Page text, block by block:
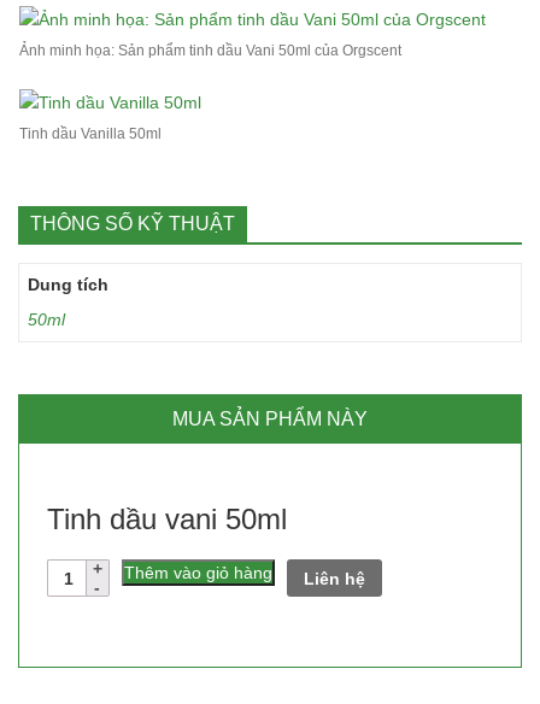
Ảnh minh họa: Sản phẩm tinh dầu Vani 50ml của Orgscent
Tinh dầu Vanilla 50ml
THÔNG SỐ KỸ THUẬT
Dung tích
50ml
MUA SẢN PHẨM NÀY
Tinh dầu vani 50ml
Số
lượng
Thêm vào giỏ hàng Liên hệ